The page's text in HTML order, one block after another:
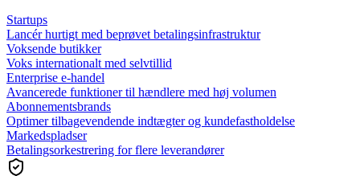
Startups
Lancér hurtigt med beprøvet betalingsinfrastruktur
Voksende butikker
Voks internationalt med selvtillid
Enterprise e-handel
Avancerede funktioner til hændlere med høj volumen
Abonnementsbrands
Optimer tilbagevendende indtægter og kundefastholdelse
Markedspladser
Betalingsorkestrering for flere leverandører